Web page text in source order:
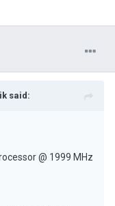
said:
@ 1999 MHz